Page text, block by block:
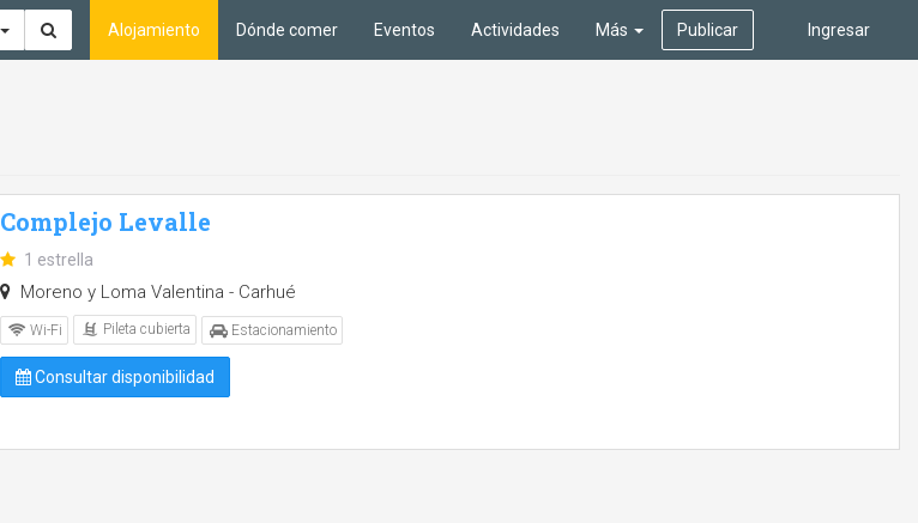
Ingresar
Alojamiento Dónde comer Eventos Actividades Más Publicar
Complejo Levalle
1 estrella
Moreno y Loma Valentina - Carhué
Wi-Fi Pileta cubierta Estacionamiento
Consultar disponibilidad